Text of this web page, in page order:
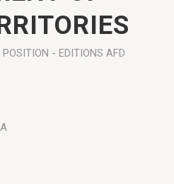
POSITION - EDITIONS AFD